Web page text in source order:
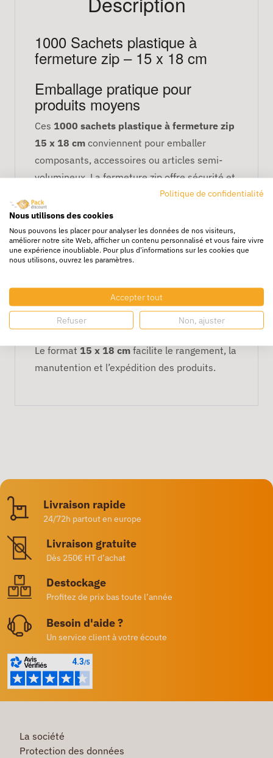
1000 Sachets plastique à
fermeture zip – 15 x 18 cm
Emballage pratique pour
produits moyens
Ces 1000 sachets plastique à fermeture zip
15 x 18 cm conviennent pour emballer
composants, accessoires ou articles semi-
volumineux. La fermeture zip offre sécurité et
Protection fiable
Ils protègent vos produits contre :
l’humidité légère,
les pertes ou mélanges d’articles.
Format pratique
Le format 15 x 18 cm facilite le rangement, la
manutention et l’expédition des produits.
Livraison rapide
24/72h partout en europe
Livraison gratuite
Dès 250€ HT d’achat
Destockage
Profitez de prix bas toute l’année
Besoin d'aide ?
Un service client à votre écoute
La société
Protection des données
Politique de confidentialité
Nous utilisons des cookies
Nous pouvons les placer pour analyser les données de nos visiteurs,
améliorer notre site Web, afficher un contenu personnalisé et vous faire vivre
une expérience inoubliable. Pour plus d'informations sur les cookies que
nous utilisons, ouvrez les paramètres.
Accepter tout
Refuser Non, ajuster